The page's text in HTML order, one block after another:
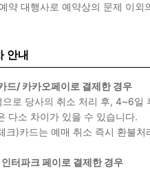
약 대행사로 예약상의 문제 이
안내
드/ 카카오페이로 결제한 경우
으로 당사의 취소 처리 후, 4~6일
다소 차이가 있을 수 있습니다.
크)카드는 예매 취소 즉시 환불
터파크 페이로 결제한 경우